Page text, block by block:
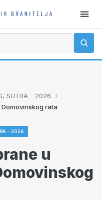
SUTRA - 2026 ›
rata
- 2026
u